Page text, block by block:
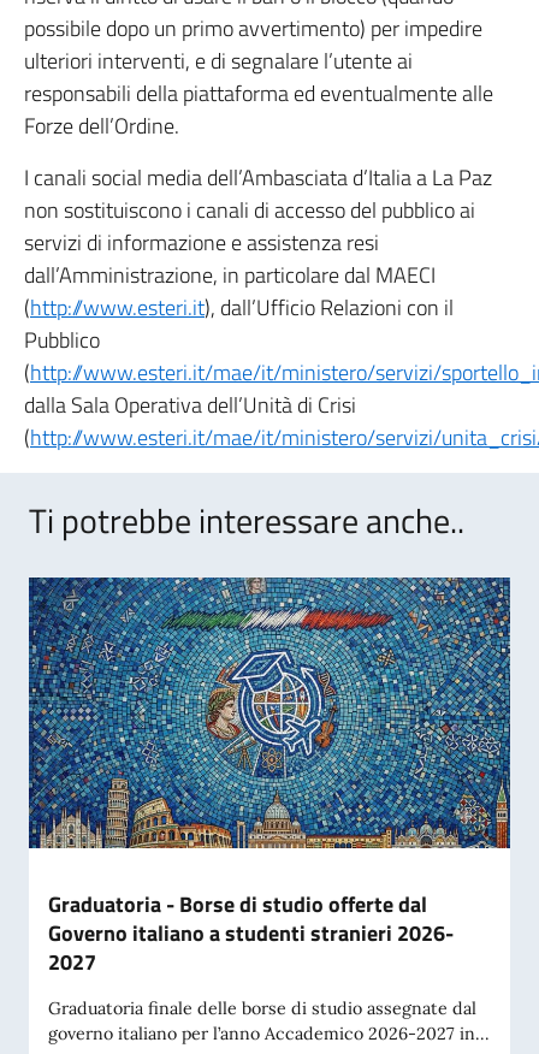
possibile dopo un primo avvertimento) per impedire
ulteriori interventi, e di segnalare l’utente ai
responsabili della piattaforma ed eventualmente alle
Forze dell’Ordine.
I canali social media dell’Ambasciata d’Italia a La Paz
non sostituiscono i canali di accesso del pubblico ai
servizi di informazione e assistenza resi
dall’Amministrazione, in particolare dal MAECI
(http://www.esteri.it), dall’Ufficio Relazioni con il
Pubblico
(http://www.esteri.it/mae/it/ministero/servizi/
dalla Sala Operativa dell’Unità di Crisi
(http://www.esteri.it/mae/it/ministero/servizi/
Ti potrebbe interessare anche..
Graduatoria - Borse di studio offerte dal
Governo italiano a studenti stranieri 2026-
2027
Graduatoria finale delle borse di studio assegnate dal
governo italiano per l’anno Accademico 2026-2027 in...